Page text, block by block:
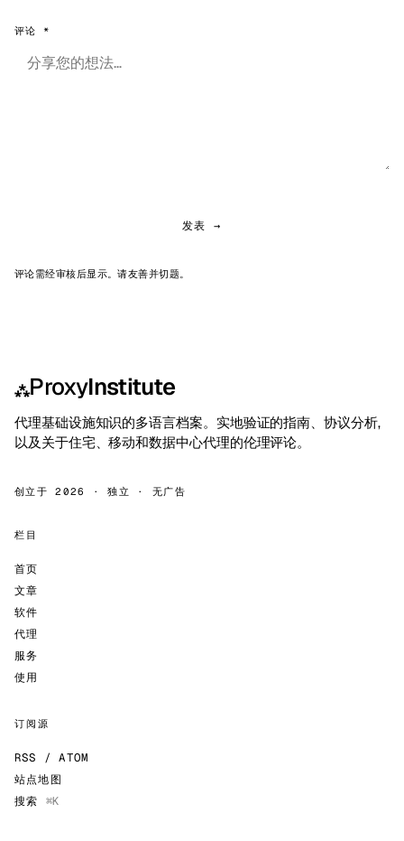
评论 *
发表 →
评论需经审核后显示。请友善并切题。
⁂ProxyInstitute
代理基础设施知识的多语言档案。实地验证的指南、协议分析,
以及关于住宅、移动和数据中心代理的伦理评论。
创立于 2026 · 独立 · 无广告
栏目
首页
文章
软件
代理
服务
使用
订阅源
RSS / ATOM
站点地图
搜索 ⌘K